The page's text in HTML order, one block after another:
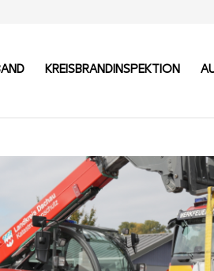
KREISBRANDINSPEKTION